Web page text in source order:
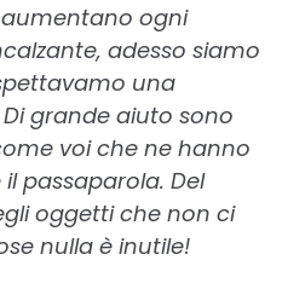
ogni
adesso siamo
una
grande aiuto sono
voi che ne hanno
passaparola. Del
oggetti che non ci
nulla è inutile!